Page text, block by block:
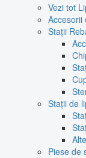
Vezi tot
Accesorii
Stații
Stații de
Piese de